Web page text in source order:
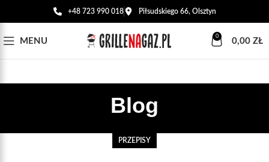
+48 723 990 018 Piłsudskiego 66, Olsztyn
MENU 0 0,00 ZŁ
Blog
PRZEPISY